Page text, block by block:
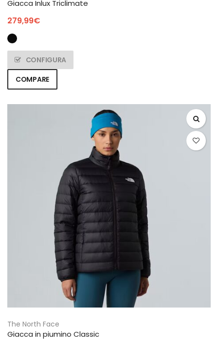
Giacca Inlux Triclimate
279,99€
CONFIGURA
COMPARE
The North Face
Giacca in piumino Classic